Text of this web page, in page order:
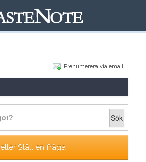
Prenumerera via email
Sök
eller Ställ en fråga